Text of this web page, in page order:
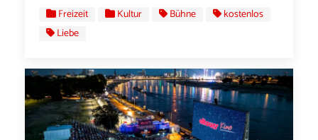
Freizeit Kultur Bühne
kostenlos
Liebe